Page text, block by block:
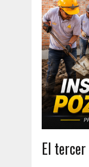
El tercer